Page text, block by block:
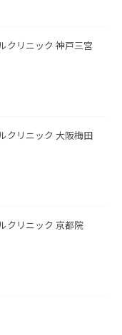
クリニック 神戸三宮
クリニック 大阪梅田
クリニック 京都院